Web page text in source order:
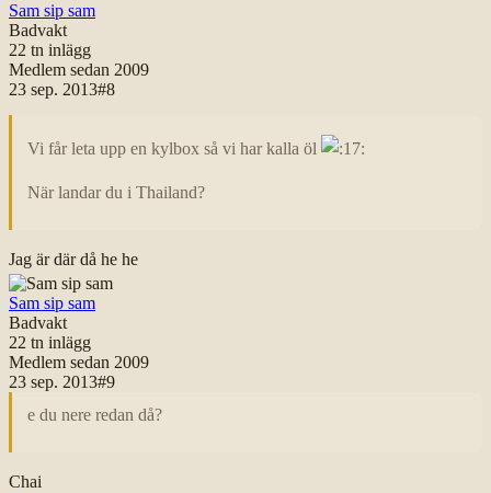
Sam sip sam
Badvakt
22 tn inlägg
Medlem sedan 2009
23 sep. 2013#8
Vi får leta upp en kylbox så vi har kalla öl
När landar du i Thailand?
Jag är där då he he
Sam sip sam
Badvakt
22 tn inlägg
Medlem sedan 2009
23 sep. 2013#9
e du nere redan då?
Chai